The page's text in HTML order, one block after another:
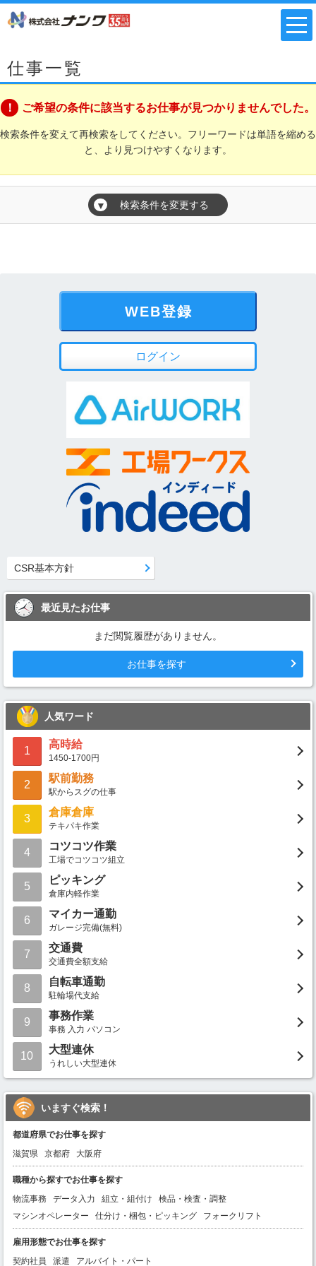
仕事一覧
ご希望の条件に該当するお仕事が見つかりませんでした。
検索条件を変えて再検索をしてください。フリーワードは単語を縮める
と、より見つけやすくなります。
▼ 検索条件を変更する
WEB登録
ログイン
CSR基本方針
最近見たお仕事
まだ閲覧履歴がありません。
お仕事を探す
人気ワード
1
高時給
1450-1700円
2
駅前勤務
駅からスグの仕事
3
倉庫倉庫
テキパキ作業
4
コツコツ作業
工場でコツコツ組立
5
ピッキング
倉庫内軽作業
6
マイカー通勤
ガレージ完備(無料)
7
交通費
交通費全額支給
8
自転車通勤
駐輪場代支給
9
事務作業
事務 入力 パソコン
10
大型連休
うれしい大型連休
いますぐ検索！
都道府県でお仕事を探す
滋賀県
京都府 大阪府
職種から探すでお仕事を探す
物流事務
データ入力 組立・組付け
検品・検査・調整
マシンオペレーター
仕分け・梱包・ピッキング フォークリフト
雇用形態でお仕事を探す
契約社員
派遣 アルバイト・パート